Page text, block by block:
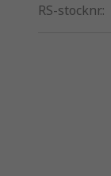
RS-stocknr.: